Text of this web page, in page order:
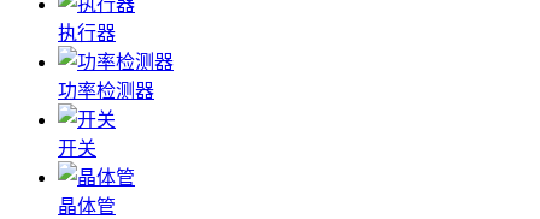
执行器
功率检测器
开关
晶体管